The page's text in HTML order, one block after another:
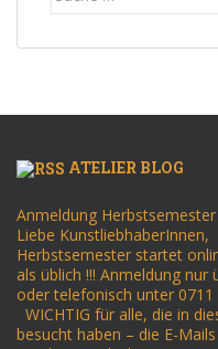
ATELIER BLOG
Anmeldung
Liebe
Herbstsemester startet
als üblich !!! Anmeldung
oder telefonisch unter 0711
WICHTIG für alle, die in
besucht haben – die E-